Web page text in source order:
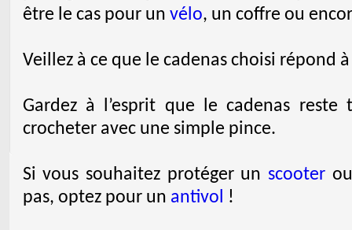
être le cas pour un vélo, un coffre ou
Veillez à ce que le cadenas choisi répond
Gardez à l’esprit que le cadenas
crocheter avec une simple pince.
Si vous souhaitez protéger un scooter
pas, optez pour un antivol !